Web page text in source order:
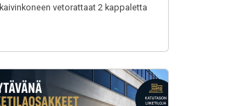
kaivinkoneen vetorattaat 2 kappaletta